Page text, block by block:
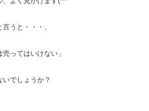
うと・・・、
売ってはいけない」
いでしょうか？